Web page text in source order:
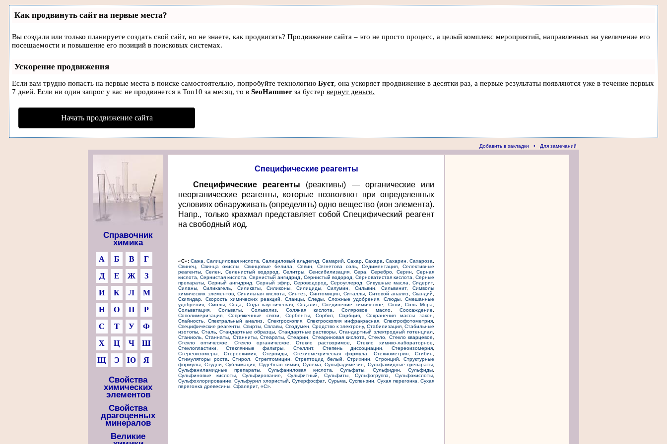
Как продвинуть сайт на первые места?
Вы создали или только планируете создать свой сайт, но не знаете, как продвигать? Продвижение сайта – это не просто процесс, а целый комплекс мероприятий, направленных на увеличение его
посещаемости и повышение его позиций в поисковых системах.
Ускорение продвижения
Если вам трудно попасть на первые места в поиске самостоятельно, попробуйте технологию Буст, она ускоряет продвижение в десятки раз, а первые результаты появляются уже в течение первых
7 дней. Если ни один запрос у вас не продвинется в Топ10 за месяц, то в SeoHammer за бустер вернут деньги.
Начать продвижение сайта
Добавить в закладки • Для замечаний
Справочник
химика
А Б В
Г
Д
Е Ж
З
И
К Л
М
Н
О П
Р
С
Т У
Ф
Х
Ц Ч
Ш
Щ
Э Ю Я
Свойства
химических
элементов
Свойства
драгоценных
минералов
Великие
Специфические реагенты
Специфические реагенты (реактивы) — органические или
неорганические реагенты, которые позволяют при определенных
условиях обнаруживать (определять) одно вещество (ион элемента).
Напр., только крахмал представляет собой Специфический реагент
на свободный иод.
«С»: Сажа Салициловая кислота Салициловый альдегид Самарий Сахар Сахара Сахарин Сахароза
Свинец
Свинца окислы Свинцовые белила Севин Сегнетова соль Седиментация
Селективные
реагенты
Селен Селенистый водород Селитры Сенсибилизация Сера Серебро Серин
Серная
кислота ,Сернистая кислота ,Сернистый ангидрид Сернистый водород Серноватистая кислота ,Серные
препараты
Серный ангидрид Серный эфир Сероводород Сероуглерод Сивушные масла Сидерит,
Силаны ,Силикагель Силикаты, Силиконы, Силициды ,Силумин Сильвин Сильвинит, Символы
химических элементов,Синильная кислота ,Синтез Синтомицин ,Ситаллы Ситовой анализ ,Скандий
Скипидар
Скорость химических реакций Сланцы,Следы ,Сложные удобрения ,Слюды ,Смешанные
удобрения ,Смолы ,Сода Сода каустическая,Содалит,Соединение химическое Соли Соль Мора
Сольватация ,Сольваты Сольволиз, Соляная кислота ,Соляровое масло,Соосаждение
Сополимеризация ,Сопряженные связи Сорбенты, Сорбит,Сорбция Сохранения массы закон
Спайность ,Спектральный анализ Спектроскопия, Спектроскопия инфракрасная,Спектрофотометрия
Специфические реагенты ,Спирты ,Сплавы Сподумен Сродство к электрону, Стабилизация,Стабильные
изотопы
Сталь, Стандартные образцы, Стандартные растворы ,Стандартный электродный потенциал
Станиоль ,Станнаты Станниты,Стеараты ,Стеарин Стеариновая кислота ,Стекло Стекло кварцевое
Стекло оптическое
Стекло органическое ,Стекло растворимое ,Стекло химико-лабораторное
Стеклопластики ,Стеклянные фильтры Стеллит, Степень диссоциации ,Стереоизомерия
Стереоизомеры
Стереохимия, Стероиды, Стехиометрическая формула ,Стехиометрия ,Стибин
Стимуляторы роста
Стирол Стрептомицин Стрептоцид белый Стрихнин Стронций
Структурные
формулы
Студни Сублимация Судебная химия Сулема Сульфадимезин Сульфамидные препараты
Сульфаниламидные препараты, Сульфаниловая кислота Сульфаты Сульфидин Сульфиды
Сульфиновые кислоты
Сульфирование Сульфитный Сульфиты Сульфогруппа Сульфокислоты
Сульфохлорирование ,Сульфурил хлористый ,Суперфосфат, Сурьма Суспензии ,Сухая перегонка
Сухая
перегонка древесины Сфалерит, «С»